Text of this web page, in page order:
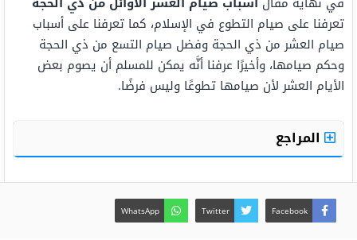
تعرفنا على صيام التطوع في الإسلام، كما تعرفنا على أسباب
صيام العشر من ذي الحجة وفضل صيام التسع من ذي الحجة
وحكم صيامها، وأخيرًا عرفنا أنَّه يمكن للمسلم أن يصوم بعض
الأيام العشر لأن صيامها تطوعًا وليس فرضًا.
المراجع
Facebook
Twitter
WhatsApp